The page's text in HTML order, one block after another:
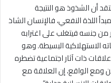
أن الشذوذ هو النتيجة
اللذة النفعي، فالإنسان الشاذ
جنسه فيتغلب على اغترابه
الاستهلاكية البسيطة. وهو
ذات آثار اجتماعية تضطره
ومع الواقع، إن العلاقة مع